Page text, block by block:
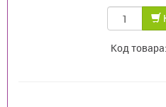
Код товара: